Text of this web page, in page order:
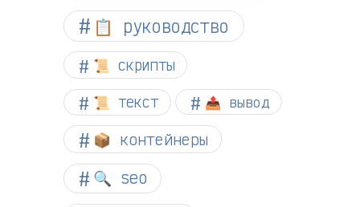
📋 руководство
📜 скрипты
📜 текст 📤 вывод
📦 контейнеры
🔍 seo